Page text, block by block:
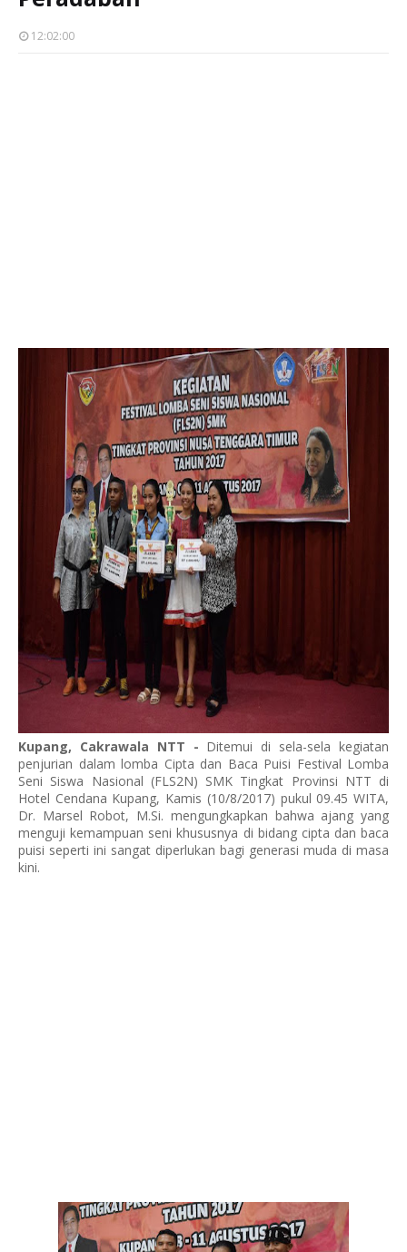
12:02:00
Kupang, Cakrawala NTT - Ditemui di sela-sela kegiatan
penjurian dalam lomba Cipta dan Baca Puisi Festival Lomba
Seni Siswa Nasional (FLS2N) SMK Tingkat Provinsi NTT di
Hotel Cendana Kupang, Kamis (10/8/2017) pukul 09.45 WITA,
Dr. Marsel Robot, M.Si. mengungkapkan bahwa ajang yang
menguji kemampuan seni khususnya di bidang cipta dan baca
puisi seperti ini sangat diperlukan bagi generasi muda di masa
kini.